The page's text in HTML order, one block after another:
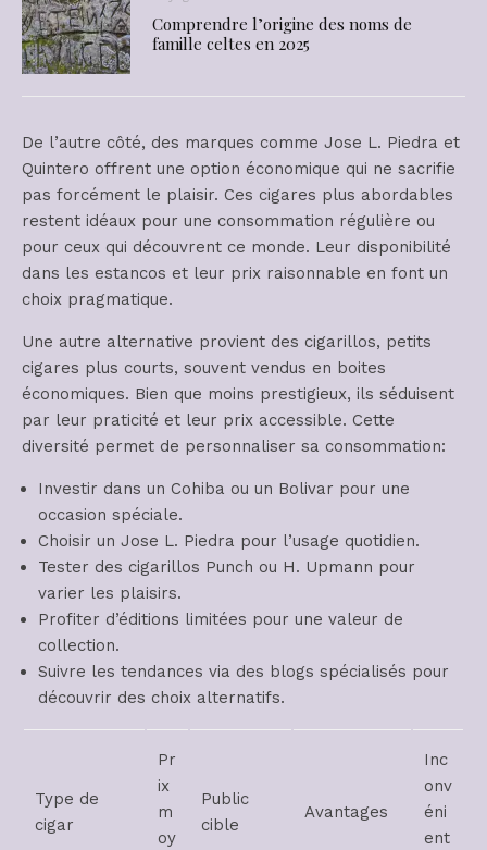
Comprendre l’origine des noms de
famille celtes en 2025
De l’autre côté, des marques comme Jose L. Piedra et
Quintero offrent une option économique qui ne sacrifie
pas forcément le plaisir. Ces cigares plus abordables
restent idéaux pour une consommation régulière ou
pour ceux qui découvrent ce monde. Leur disponibilité
dans les estancos et leur prix raisonnable en font un
choix pragmatique.
Une autre alternative provient des cigarillos, petits
cigares plus courts, souvent vendus en boites
économiques. Bien que moins prestigieux, ils séduisent
par leur praticité et leur prix accessible. Cette
diversité permet de personnaliser sa consommation:
Investir dans un Cohiba ou un Bolivar pour une
occasion spéciale.
Choisir un Jose L. Piedra pour l’usage quotidien.
Tester des cigarillos Punch ou H. Upmann pour
varier les plaisirs.
Profiter d’éditions limitées pour une valeur de
collection.
Suivre les tendances via des blogs spécialisés pour
découvrir des choix alternatifs.
Type de
cigar
Pr
ix
m
oy
Public
cible
Avantages
Inc
onv
éni
ent